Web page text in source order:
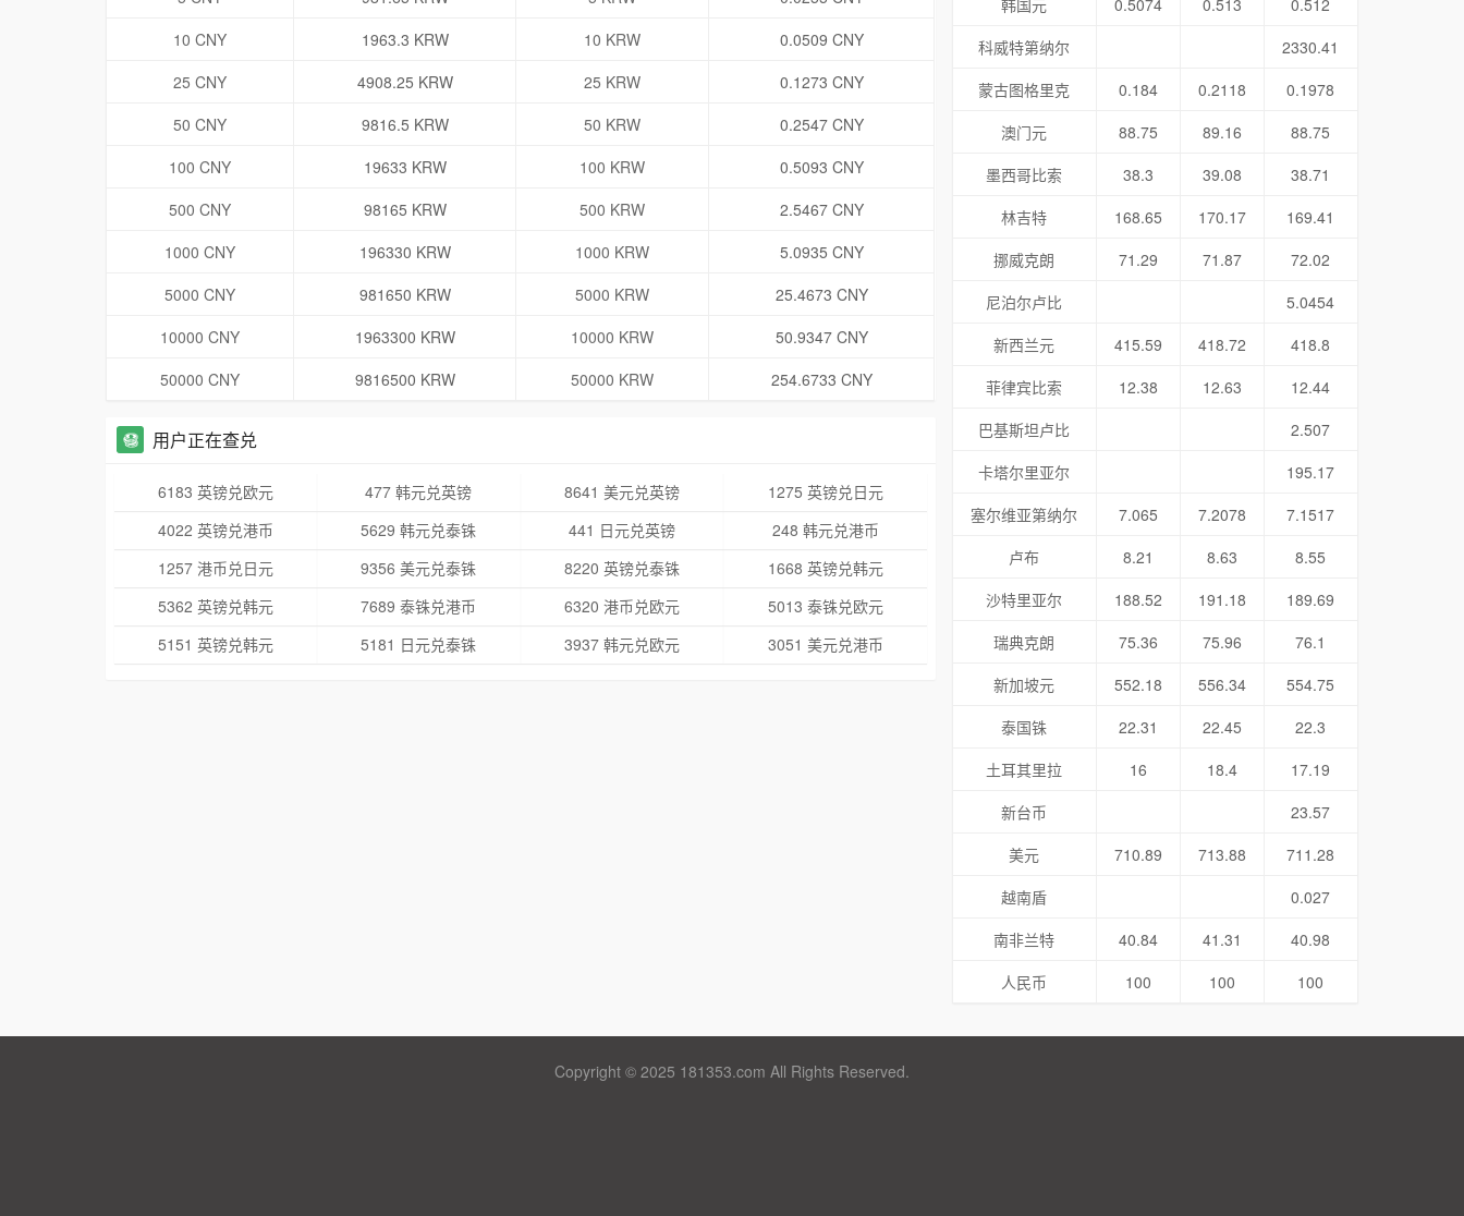
10 CNY
1963.3 KRW 10 KRW
0.0509 CNY
25 CNY
4908.25 KRW 25 KRW
0.1273 CNY
50 CNY
9816.5 KRW 50 KRW
0.2547 CNY
100 CNY
19633 KRW 100 KRW
0.5093 CNY
500 CNY
98165 KRW 500 KRW
2.5467 CNY
1000 CNY
196330 KRW 1000 KRW
5.0935 CNY
5000 CNY
981650 KRW 5000 KRW
25.4673 CNY
10000 CNY
1963300 KRW 10000 KRW
50.9347 CNY
50000 CNY
9816500 KRW 50000 KRW 254.6733 CNY
用户正在查兑
6183 英镑兑欧元 477 韩元兑英镑 8641 美元兑英镑
1275 英镑兑日元
4022 英镑兑港币
5629 韩元兑泰铢 441 日元兑英镑
248 韩元兑港币
1257 港币兑日元
9356 美元兑泰铢 8220 英镑兑泰铢
1668 英镑兑韩元
5362 英镑兑韩元
7689 泰铢兑港币 6320 港币兑欧元
5013 泰铢兑欧元
5151 英镑兑韩元
5181 日元兑泰铢 3937 韩元兑欧元 3051 美元兑港币
韩国元
0.5074 0.513
0.512
科威特第纳尔
2330.41
蒙古图格里克
0.184 0.2118
0.1978
澳门元
88.75 89.16
88.75
墨西哥比索
38.3 39.08
38.71
林吉特
168.65 170.17
169.41
挪威克朗
71.29 71.87
72.02
尼泊尔卢比
5.0454
新西兰元
415.59 418.72
418.8
菲律宾比索
12.38 12.63
12.44
巴基斯坦卢比
2.507
卡塔尔里亚尔
195.17
塞尔维亚第纳尔
7.065 7.2078
7.1517
卢布
8.21 8.63
8.55
沙特里亚尔
188.52 191.18
189.69
瑞典克朗
75.36 75.96
76.1
新加坡元
552.18 556.34
554.75
泰国铢
22.31 22.45
22.3
土耳其里拉
16 18.4
17.19
新台币
23.57
美元
710.89 713.88
711.28
越南盾
0.027
南非兰特
40.84 41.31
40.98
人民币
100 100 100
Copyright © 2025 181353.com All Rights Reserved.